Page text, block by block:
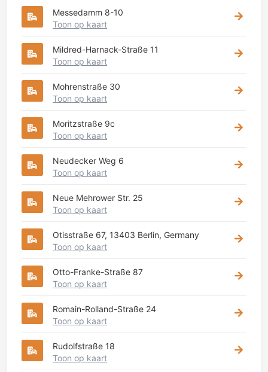
Messedamm 8-10
Toon op kaart
Mildred-Harnack-Straße 11
Toon op kaart
Mohrenstraße 30
Toon op kaart
Moritzstraße 9c
Toon op kaart
Neudecker Weg 6
Toon op kaart
Neue Mehrower Str. 25
Toon op kaart
Otisstraße 67, 13403 Berlin, Germany
Toon op kaart
Otto-Franke-Straße 87
Toon op kaart
Romain-Rolland-Straße 24
Toon op kaart
Rudolfstraße 18
Toon op kaart